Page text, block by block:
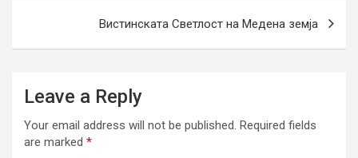
Вистинската Светлост на Медена земја
Leave a Reply
Your email address will not be published. Required fields
are marked *